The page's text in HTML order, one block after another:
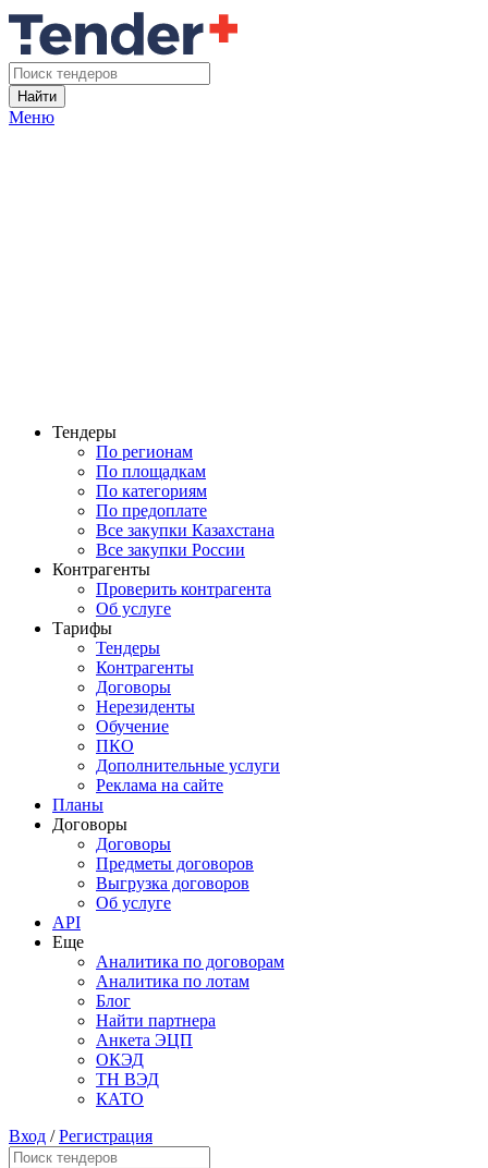
Найти
Меню
Тендеры
По регионам
По площадкам
По категориям
По предоплате
Все закупки Казахстана
Все закупки России
Контрагенты
Проверить контрагента
Об услуге
Тарифы
Тендеры
Контрагенты
Договоры
Нерезиденты
Обучение
ПКО
Дополнительные услуги
Реклама на сайте
Планы
Договоры
Договоры
Предметы договоров
Выгрузка договоров
Об услуге
API
Еще
Аналитика по договорам
Аналитика по лотам
Блог
Найти партнера
Анкета ЭЦП
ОКЭД
ТН ВЭД
КАТО
Вход /Регистрация